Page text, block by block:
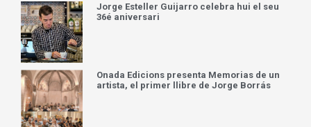
Jorge Esteller Guijarro celebra hui el seu
36é aniversari
Onada Edicions presenta Memorias de un
artista, el primer llibre de Jorge Borrás